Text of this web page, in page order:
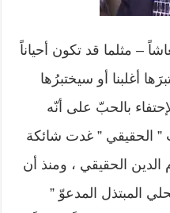
– مثلما قد تكون أحياناً
أغلبنا أو سيختبرُها
بالحبّ على أنّه
” الحقيقي ” غدت شائكة
الحقيقي ، ومنذ أن
المبتذل المدعوّ ”